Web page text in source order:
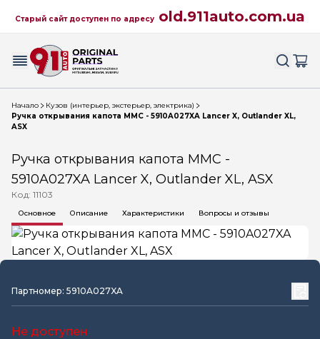
Старый сайт доступен по адресу old.911auto.com.ua
Начало
Кузов (интерьер, экстерьер, электрика)
Ручка открывания капота MMC - 5910A027XA Lancer X, Outlander XL,
ASX
Ручка открывания капота MMC -
5910A027XA Lancer X, Outlander XL, ASX
Код: 11103
Основное Описание Характеристики Вопросы и отзывы
Партномер: 5910A027XA
Не доступен